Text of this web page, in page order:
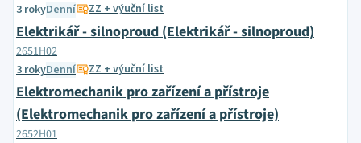
3 rokyDenní ZZ + výuční list
Elektrikář - silnoproud (Elektrikář - silnoproud)
2651H02
3 rokyDenní ZZ + výuční list
Elektromechanik pro zařízení a přístroje
(Elektromechanik pro zařízení a přístroje)
2652H01